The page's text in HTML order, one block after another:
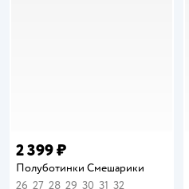
2 399 ₽
Полуботинки Смешарики
26 27 28 29 30 31 32